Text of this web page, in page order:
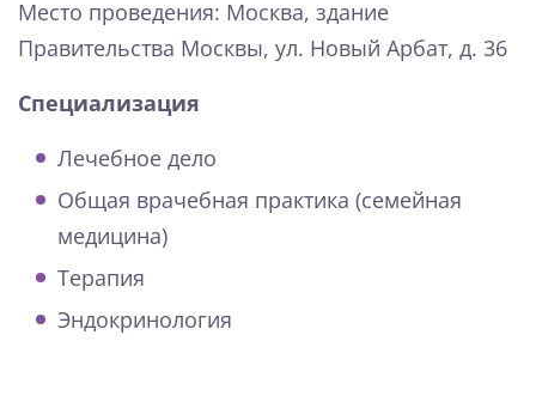
Место проведения: Москва, здание
Правительства Москвы, ул. Новый Арбат, д. 36
Специализация
Лечебное дело
Общая врачебная практика (семейная
медицина)
Терапия
Эндокринология